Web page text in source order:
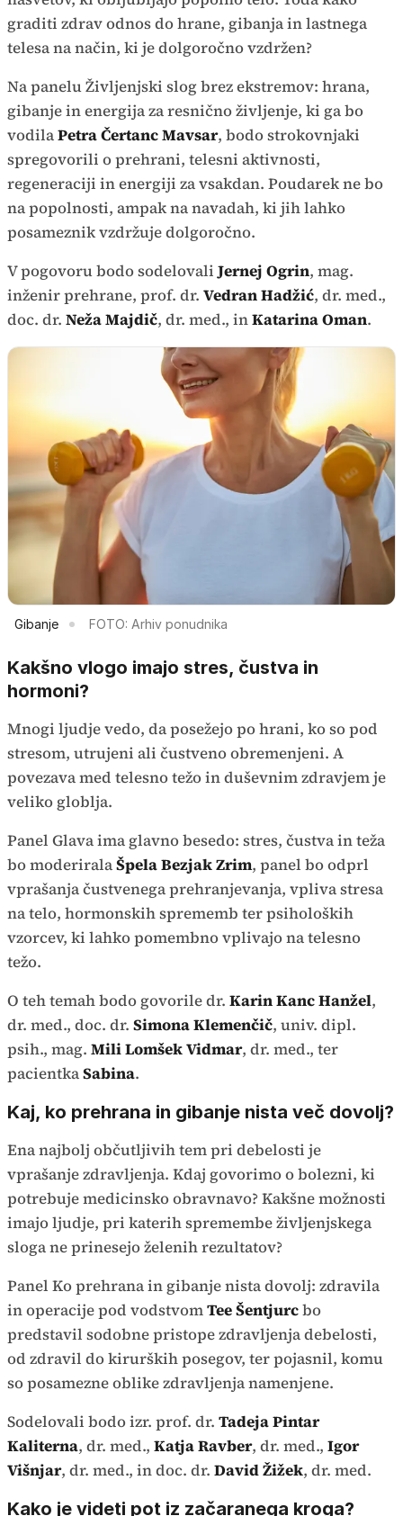
graditi zdrav odnos do hrane, gibanja in lastnega
telesa na način, ki je dolgoročno vzdržen?
Na panelu Življenjski slog brez ekstremov: hrana,
gibanje in energija za resnično življenje, ki ga bo
vodilaPetra Čertanc Mavsar, bodo strokovnjaki
spregovorili o prehrani, telesni aktivnosti,
regeneraciji in energiji za vsakdan. Poudarek ne bo
na popolnosti, ampak na navadah, ki jih lahko
posameznik vzdržuje dolgoročno.
V pogovoru bodo sodelovaliJernej Ogrin, mag.
inženir prehrane, prof. dr. Vedran Hadžić, dr. med.,
doc. dr. Neža Majdič, dr. med., inKatarina Oman.
Gibanje FOTO: Arhiv ponudnika
Kakšno vlogo imajo stres, čustva in
hormoni?
Mnogi ljudje vedo, da posežejo po hrani, ko so pod
stresom, utrujeni ali čustveno obremenjeni. A
povezava med telesno težo in duševnim zdravjem je
veliko globlja.
Panel Glava ima glavno besedo: stres, čustva in teža
bo moderiralaŠpela Bezjak Zrim, panel bo odprl
vprašanja čustvenega prehranjevanja, vpliva stresa
na telo, hormonskih sprememb ter psiholoških
vzorcev, ki lahko pomembno vplivajo na telesno
težo.
O teh temah bodo govorile dr. Karin Kanc Hanžel,
dr. med., doc. dr. Simona Klemenčič, univ. dipl.
psih., mag. Mili Lomšek Vidmar, dr. med., ter
pacientkaSabina.
Kaj, ko prehrana in gibanje nista več dovolj?
Ena najbolj občutljivih tem pri debelosti je
vprašanje zdravljenja. Kdaj govorimo o bolezni, ki
potrebuje medicinsko obravnavo? Kakšne možnosti
imajo ljudje, pri katerih spremembe življenjskega
sloga ne prinesejo želenih rezultatov?
Panel Ko prehrana in gibanje nista dovolj: zdravila
in operacije pod vodstvomTee Šentjurcbo
predstavil sodobne pristope zdravljenja debelosti,
od zdravil do kirurških posegov, ter pojasnil, komu
so posamezne oblike zdravljenja namenjene.
Sodelovali bodo izr. prof. dr. Tadeja Pintar
Kaliterna, dr. med., Katja Ravber, dr. med., Igor
Višnjar, dr. med., in doc. dr. David Žižek, dr. med.
Kako je videti pot iz začaranega kroga?